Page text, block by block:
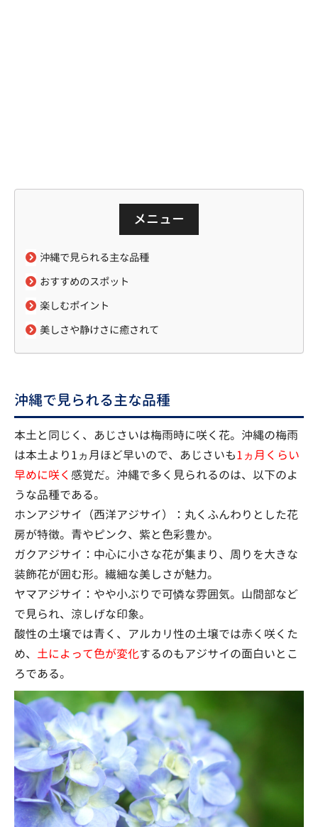
メニュー
沖縄で見られる主な品種
おすすめのスポット
楽しむポイント
美しさや静けさに癒されて
沖縄で見られる主な品種
本土と同じく、あじさいは梅雨時に咲く花。沖縄の梅雨
は本土より1ヵ月ほど早いので、あじさいも1ヵ月くらい
早めに咲く 感覚だ。沖縄で多く見られるのは、以下のよ
うな品種である。
ホンアジサイ（西洋アジサイ）：丸くふんわりとした花
房が特徴。青やピンク、紫と色彩豊か。
ガクアジサイ：中心に小さな花が集まり、周りを大きな
装飾花が囲む形。繊細な美しさが魅力。
ヤマアジサイ：やや小ぶりで可憐な雰囲気。山間部など
で見られ、涼しげな印象。
酸性の土壌では青く、アルカリ性の土壌では赤く咲くた
め、 土によって色が変化するのもアジサイの面白いとこ
ろである。